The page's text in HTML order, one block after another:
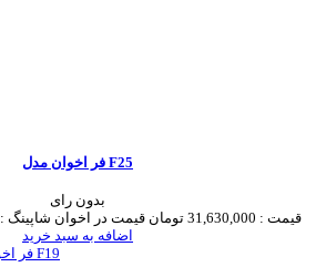
فر اخوان مدل F25
بدون رای
قیمت : 31,630,000 تومان قیمت در اخوان شاپینگ :
اضافه به سبد خرید